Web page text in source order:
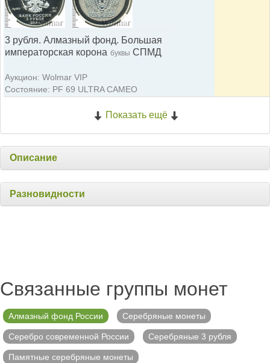
3 рубля. Алмазный фонд. Большая
императорская корона буквы СПМД
Аукцион: Wolmar VIP
Состояние: PF 69 ULTRA CAMEO
Показать ещё
Описание
Разновидности
Связанные группы монет
Алмазный фонд России Серебряные монеты
Серебро современной России Серебряные 3 рубля
Памятные серебряные монеты